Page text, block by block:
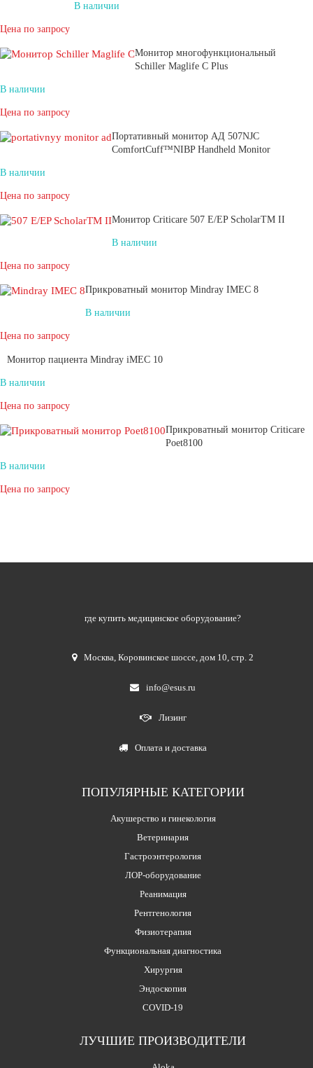
В наличии
Цена по запросу
Монитор многофункциональный
Schiller Maglife C Plus
В наличии
Цена по запросу
Портативный монитор АД 507NJC
ComfortCuff™NIBP Handheld Monitor
В наличии
Цена по запросу
Монитор Criticare 507 E/EP ScholarTM II
В наличии
Цена по запросу
Прикроватный монитор Mindray IMEC 8
В наличии
Цена по запросу
Монитор пациента Mindray iMEC 10
В наличии
Цена по запросу
Прикроватный монитор Criticare
Poet8100
В наличии
Цена по запросу
где купить медицинское оборудование?
Москва,Коровинское шоссе, дом 10, стр. 2
info@esus.ru
Лизинг
Оплата и доставка
ПОПУЛЯРНЫЕ КАТЕГОРИИ
Акушерство и гинекология
Ветеринария
Гастроэнтерология
ЛОР-оборудование
Реанимация
Рентгенология
Физиотерапия
Функциональная диагностика
Хирургия
Эндоскопия
COVID-19
ЛУЧШИЕ ПРОИЗВОДИТЕЛИ